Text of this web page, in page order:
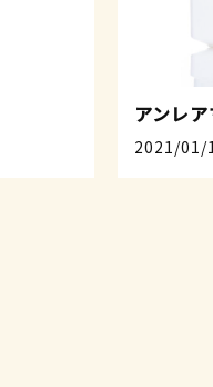
アンレ
2021/01/